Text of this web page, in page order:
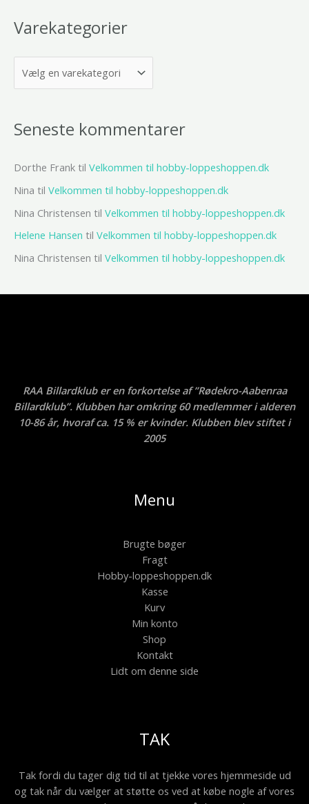
Varekategorier
Seneste kommentarer
Dorthe Frank til Velkommen til hobby-loppeshoppen.dk
Nina til Velkommen til hobby-loppeshoppen.dk
Nina Christensen til Velkommen til hobby-loppeshoppen.dk
Helene Hansen til Velkommen til hobby-loppeshoppen.dk
Nina Christensen til Velkommen til hobby-loppeshoppen.dk
RAA Billardklub er en forkortelse af ”Rødekro-Aabenraa
Billardklub”. Klubben har omkring 60 medlemmer i alderen
10-86 år, hvoraf ca. 15 % er kvinder. Klubben blev stiftet i
2005
Menu
Brugte bøger
Fragt
Hobby-loppeshoppen.dk
Kasse
Kurv
Min konto
Shop
Kontakt
Lidt om denne side
TAK
Tak fordi du tager dig tid til at tjekke vores hjemmeside ud
og tak når du vælger at støtte os ved at købe nogle af vores